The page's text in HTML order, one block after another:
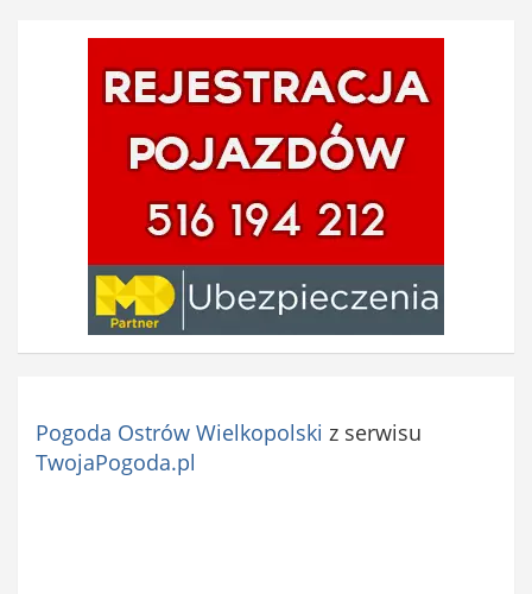
Pogoda Ostrów Wielkopolski z serwisu
TwojaPogoda.pl